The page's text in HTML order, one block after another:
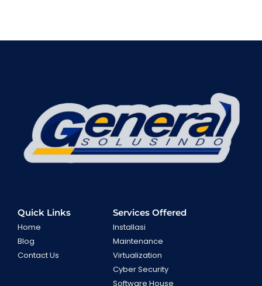
Quick Links
Home
Blog
Contact Us
Services Offered
Installasi
Maintenance
Virtualization
Cyber Security
Software House